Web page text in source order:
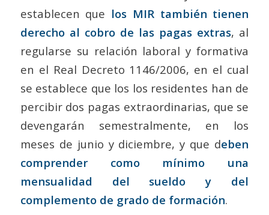
establecen que los MIR también tienen
derecho al cobro de las pagas extras, al
regularse su relación laboral y formativa
en el Real Decreto 1146/2006, en el cual
se establece que los los residentes han de
percibir dos pagas extraordinarias, que se
devengarán semestralmente, en los
meses de junio y diciembre, y que deben
comprender como mínimo una
mensualidad del sueldo y del
complemento de grado de formación.